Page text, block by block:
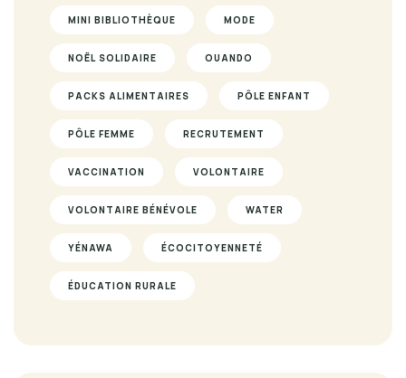
MINI BIBLIOTHÈQUE MODE
NOËL SOLIDAIRE OUANDO
PACKS ALIMENTAIRES PÔLE ENFANT
PÔLE FEMME RECRUTEMENT
VACCINATION VOLONTAIRE
VOLONTAIRE BÉNÉVOLE WATER
YÉNAWA ÉCOCITOYENNETÉ
ÉDUCATION RURALE